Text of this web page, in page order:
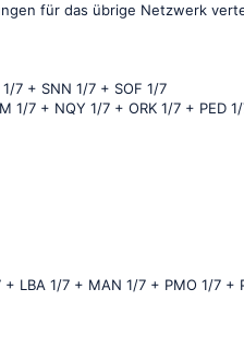
für das übrige Netzwerk
7 + SNN 1/7 + SOF 1/7
1/7 + NQY 1/7 + ORK 1/7 + PED
+ LBA 1/7 + MAN 1/7 + PMO 1/7 +